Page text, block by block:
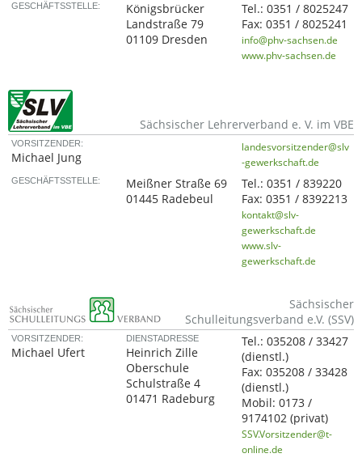
GESCHÄFTSSTELLE:
Königsbrücker
Landstraße 79
01109 Dresden
Tel.:0351 / 8025247
Fax:0351 / 8025241
info@phv-sachsen.de
www.phv-sachsen.de
Sächsischer Lehrerverband e. V. im VBE
VORSITZENDER:
Michael Jung
landesvorsitzender@slv
-gewerkschaft.de
GESCHÄFTSSTELLE:
Meißner Straße 69
01445 Radebeul
Tel.:0351 / 839220
Fax:0351 / 8392213
kontakt@slv-
gewerkschaft.de
www.slv-
gewerkschaft.de
Sächsischer
Schulleitungsverband e.V. (SSV)
VORSITZENDER:
Michael Ufert
DIENSTADRESSE
Heinrich Zille
Oberschule
Schulstraße 4
01471 Radeburg
Tel.:035208 / 33427
(dienstl.)
Fax:035208 / 33428
(dienstl.)
Mobil:0173 /
9174102(privat)
SSV.Vorsitzender@t-
online.de